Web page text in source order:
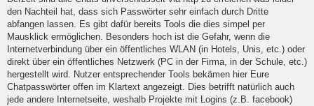
e
e
s
e
e
r
B
e
den Nachteil hat, dass sich Passwörter sehr einfach durch Dritte
abfangen lassen. Es gibt dafür bereits Tools die dies simpel per
Mausklick ermöglichen. Besonders hoch ist die Gefahr, wenn die
Internetverbindung über ein öffentliches WLAN (in Hotels, Unis, etc.) oder
direkt über ein öffentliches Netzwerk (PC in der Firma, in der Schule, etc.)
hergestellt wird. Nutzer entsprechender Tools bekämen hier Eure
Chatpasswörter offen im Klartext angezeigt. Dies betrifft natürlich auch
jede andere Internetseite, weshalb Projekte mit Logins (z.B. facebook)